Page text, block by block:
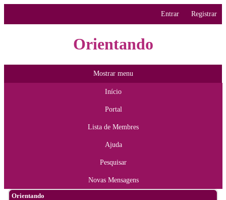
Entrar Registrar
Orientando
Mostrar menu
Início
Portal
Lista de Membres
Ajuda
Pesquisar
Novas Mensagens
Orientando